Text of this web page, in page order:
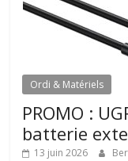
Ordi & Matériels
PROMO :
batterie
13 juin 2026